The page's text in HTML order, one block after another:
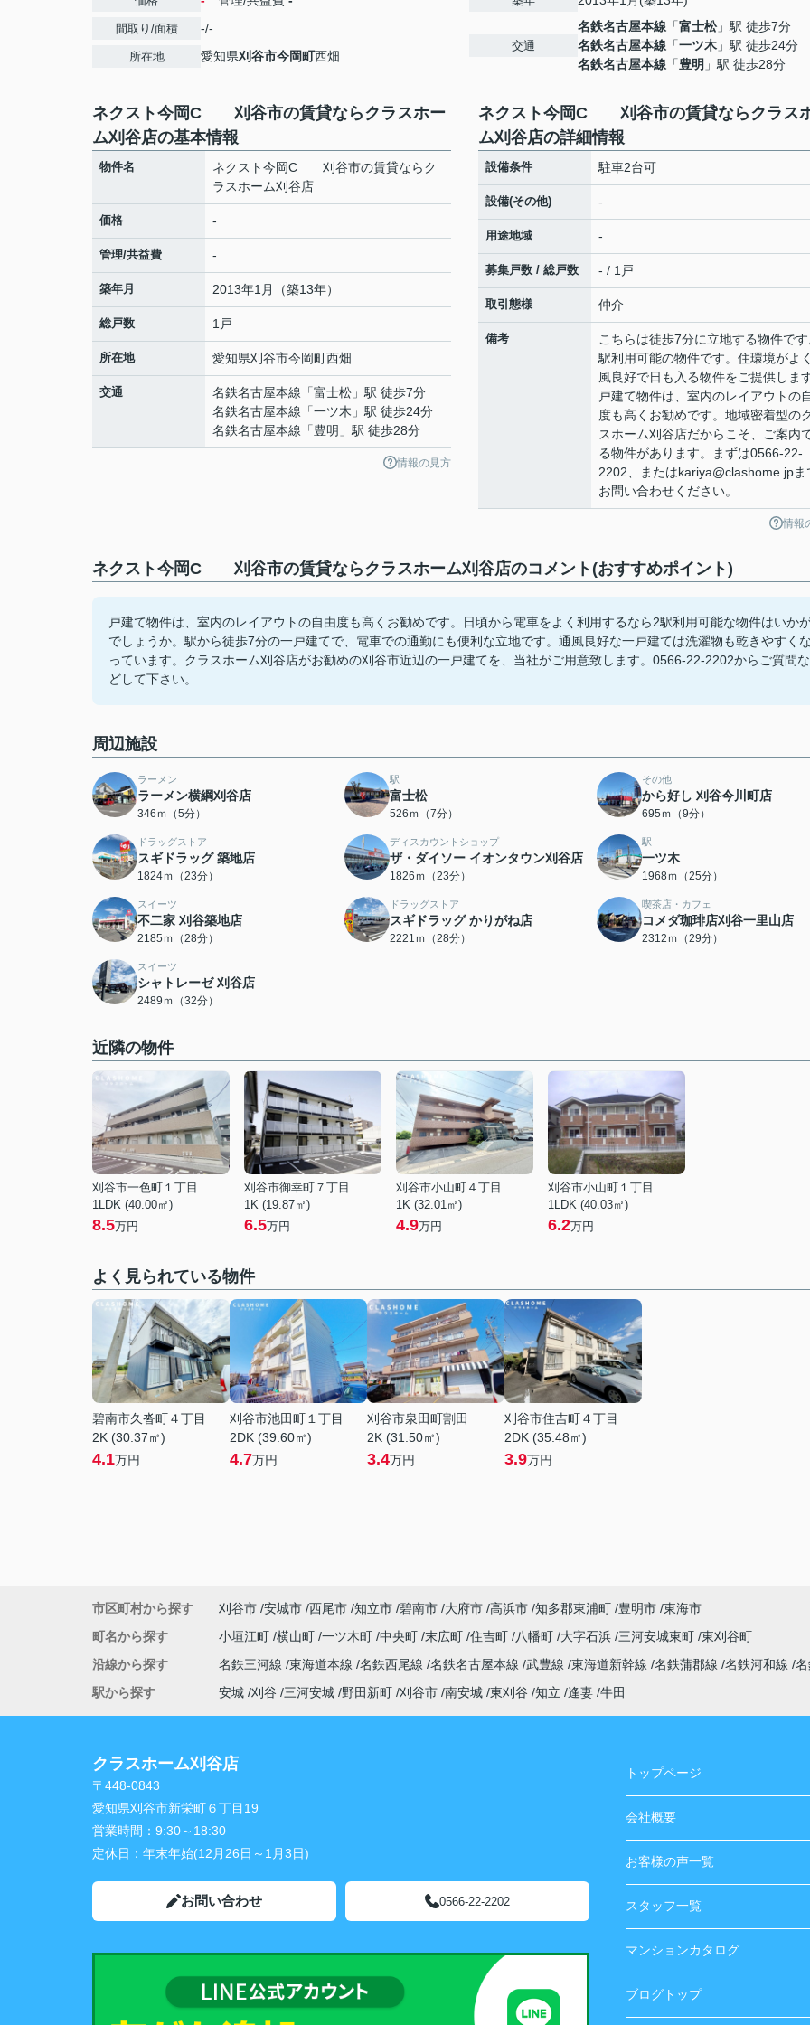
間取り/面積 -/-
所在地 愛知県刈谷市今岡町西畑
交通
名鉄名古屋本線 「富士松」駅 徒歩7分
名鉄名古屋本線 「一ツ木 」駅 徒歩24分
名鉄名古屋本線 「豊明 」駅 徒歩28分
ネクスト今岡C 刈谷市の賃貸ならクラスホー
ム刈谷店の基本情報
物件名
ネクスト今岡C 刈谷市の賃貸ならク
ラスホーム刈谷店
価格 -
管理/共益費 -
築年月 2013年1月（築13年）
総戸数 1戸
所在地 愛知県刈谷市今岡町西畑
交通 名鉄名古屋本線 「富士松 」駅 徒歩7分
名鉄名古屋本線 「一ツ木 」駅 徒歩24分
名鉄名古屋本線 「豊明 」駅 徒歩28分
情報の見方
ネクスト今岡C 刈谷市の賃貸ならクラス
ム刈谷店の詳細情報
設備条件 駐車2台可
設備(その他) -
用途地域 -
募集戸数 / 総戸数 - / 1戸
取引態様 仲介
備考
こちらは徒歩7分に立地する物件で
駅利用可能の物件です。住環境がよ
風良好で日も入る物件をご提供します
戸建て物件は、室内のレイアウトの
度も高くお勧めです。地域密着型の
スホーム刈谷店だからこそ、ご案内
る物件があります。まずは0566-22-
2202、またはkariya@clashome.jpま
お問い合わせください。
情報
ネクスト今岡C 刈谷市の賃貸ならクラスホーム刈谷店のコメント(おすすめポイント)
戸建て物件は、室内のレイアウトの自由度も高くお勧めです。日頃から電車をよく利用するなら2駅利用可能な物件はいか
でしょうか。駅から徒歩7分の一戸建てで、電車での通勤にも便利な立地です。通風良好な一戸建ては洗濯物も乾きやすくな
っています。クラスホーム刈谷店がお勧めの刈谷市近辺の一戸建てを、当社がご用意致します。0566-22-2202からご質問な
どして下さい。
周辺施設
ラーメン
ラーメン横綱刈谷店
346ｍ（5分）
駅
富士松
526ｍ（7分）
その他
から好し 刈谷今川町店
695ｍ（9分）
ドラッグストア
スギドラッグ 築地店
1824ｍ（23分）
ディスカウントショップ
ザ・ダイソー イオンタウン刈谷店
1826ｍ（23分）
駅
一ツ木
1968ｍ（25分）
スイーツ
不二家 刈谷築地店
2185ｍ（28分）
ドラッグストア
スギドラッグ かりがね店
2221ｍ（28分）
喫茶店・カフェ
コメダ珈琲店刈谷一里山店
2312ｍ（29分）
スイーツ
シャトレーゼ 刈谷店
2489ｍ（32分）
近隣の物件
刈谷市一色町１丁目
1LDK (40.00㎡)
8.5万円
刈谷市御幸町７丁目
1K (19.87㎡)
6.5万円
刈谷市小山町４丁目
1K (32.01㎡)
4.9万円
刈谷市小山町１丁目
1LDK (40.03㎡)
6.2万円
よく見られている物件
碧南市久沓町４丁目
2K (30.37㎡)
4.1万円
刈谷市池田町１丁目
2DK (39.60㎡)
4.7万円
刈谷市泉田町割田
2K (31.50㎡)
3.4万円
刈谷市住吉町４丁目
2DK (35.48㎡)
3.9万円
市区町村から探す 刈谷市 安城市 西尾市 知立市 碧南市 大府市 高浜市 知多郡東浦町 豊明市 東海市
町名から探す
小垣江町 横山町 一ツ木町 中央町 末広町 住吉町 八幡町 大字石浜 三河安城東町 東刈谷町
沿線から探す
名鉄三河線 東海道本線 名鉄西尾線 名鉄名古屋本線 武豊線 東海道新幹線 名鉄蒲郡線 名鉄河和線
駅から探す
安城 刈谷 三河安城 野田新町 刈谷市 南安城 東刈谷 知立 逢妻 牛田
クラスホーム刈谷店
〒448-0843
愛知県刈谷市新栄町６丁目19
営業時間： 9:30～18:30
定休日： 年末年始(12月26日～1月3日)
お問い合わせ 0566-22-2202
トップページ
会社概要
お客様の声一覧
スタッフ一覧
マンションカタログ
ブログトップ